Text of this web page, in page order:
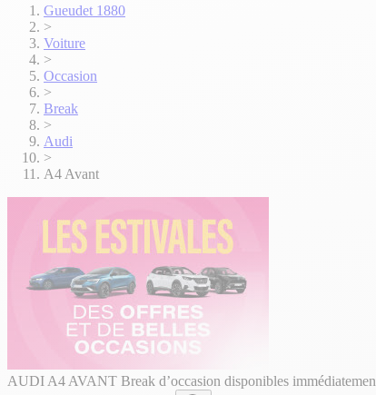
Gueudet 1880
>
Voiture
>
Occasion
>
Break
>
Audi
>
A4 Avant
AUDI A4 AVANT Break d’occasion disponibles